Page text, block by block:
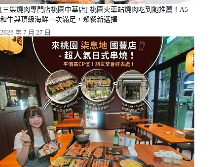
[三柒燒肉專門店桃園中華店] 桃園火車站燒肉吃到飽推薦！A5
和牛與頂級海鮮一次滿足，聚餐新選擇
2026 年 7 月 27 日